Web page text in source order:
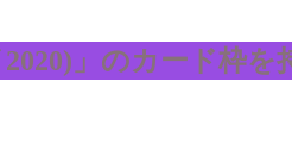
」のカード枠